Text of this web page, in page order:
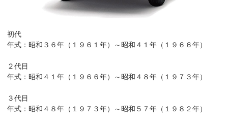
初代
年式：昭和３６年（１９６１年）～昭和４１年（１９６６年）
２代目
年式：昭和４１年（１９６６年）～昭和４８年（１９７３年）
３代目
年式：昭和４８年（１９７３年）～昭和５７年（１９８２年）